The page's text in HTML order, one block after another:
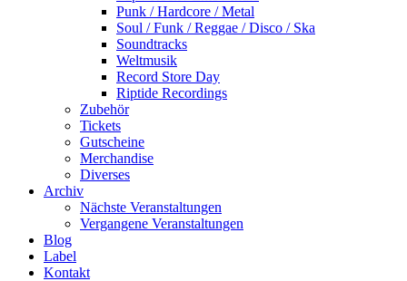
Punk / Hardcore / Metal
Soul / Funk / Reggae / Disco / Ska
Soundtracks
Weltmusik
Record Store Day
Riptide Recordings
Zubehör
Tickets
Gutscheine
Merchandise
Diverses
Archiv
Nächste Veranstaltungen
Vergangene Veranstaltungen
Blog
Label
Kontakt